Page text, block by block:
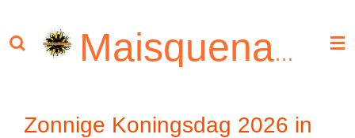
direct
naar
Maisquenada
Zonnige Koningsdag 2026 in